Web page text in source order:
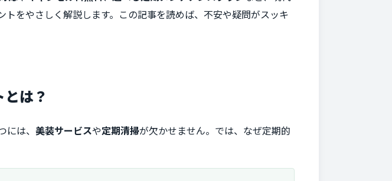
をやさしく解説します。この記事を読めば、不安や疑問がスッキ
は？
は、 美装サービスや定期清掃が欠かせません。では、なぜ定期的